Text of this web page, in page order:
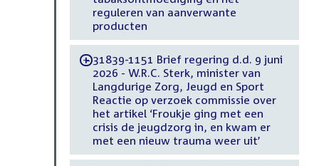
reguleren van aanverwante
producten
-31839-1151 Brief regering d.d. 9 juni
2026 - W.R.C. Sterk, minister van
Langdurige Zorg, Jeugd en Sport
Reactie op verzoek commissie over
het artikel ‘Froukje ging met een
crisis de jeugdzorg in, en kwam er
met een nieuw trauma weer uit’